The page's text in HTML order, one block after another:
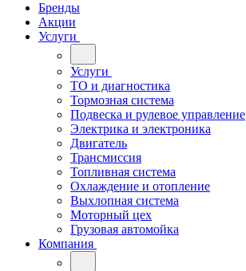
Бренды
Акции
Услуги
Услуги
ТО и диагностика
Тормозная система
Подвеска и рулевое управление
Электрика и электроника
Двигатель
Трансмиссия
Топливная система
Охлаждение и отопление
Выхлопная система
Моторный цех
Грузовая автомойка
Компания